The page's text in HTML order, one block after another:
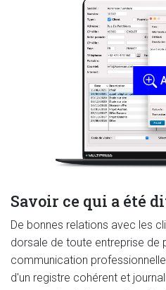
Savoir ce qui a été
De bonnes relations avec les
dorsale de toute entreprise de
communication
d'un registre cohérent et